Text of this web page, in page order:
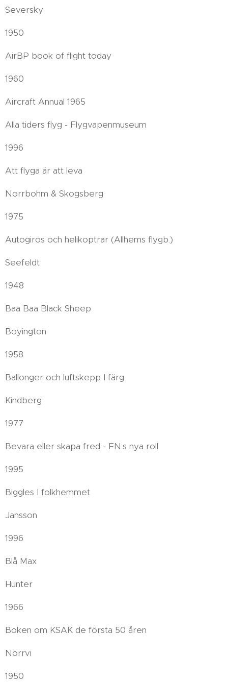
Seversky
1950
AirBP book of flight today
1960
Aircraft Annual 1965
Alla tiders flyg - Flygvapenmuseum
1996
Att flyga är att leva
Norrbohm & Skogsberg
1975
Autogiros och helikoptrar (Allhems flygb.)
Seefeldt
1948
Baa Baa Black Sheep
Boyington
1958
Ballonger och luftskepp I färg
Kindberg
1977
Bevara eller skapa fred - FN:s nya roll
1995
Biggles I folkhemmet
Jansson
1996
Blå Max
Hunter
1966
Boken om KSAK de första 50 åren
Norrvi
1950